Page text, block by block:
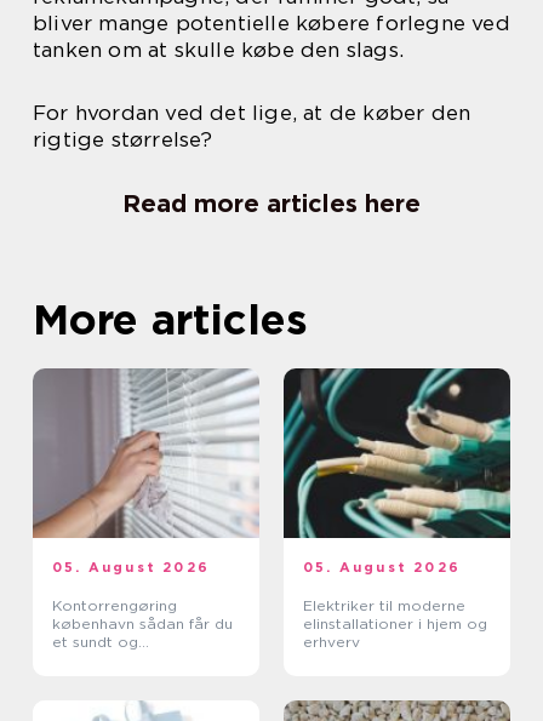
bliver mange potentielle købere forlegne ved
tanken om at skulle købe den slags.
For hvordan ved det lige, at de køber den
rigtige størrelse?
Read more articles here
More articles
05. August 2026
Kontorrengøring
københavn sådan får du
et sundt og
05. August 2026
Elektriker til moderne
elinstallationer i hjem og
erhverv